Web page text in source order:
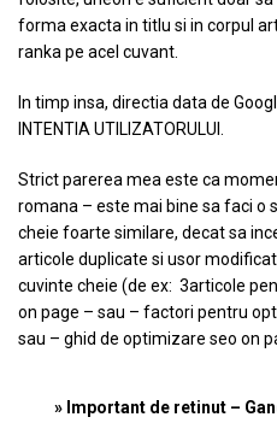
forma exacta in titlu si in corpul
ranka pe acel cuvant.
In timp insa, directia data de
INTENTIA UTILIZATORULUI.
Strict parerea mea este ca
romana – este mai bine sa faci o
cheie foarte similare, decat sa
articole duplicate si usor
cuvinte cheie (de ex: 3articole
on page – sau – factori pentru
sau – ghid de optimizare seo on
» Important de retinut –